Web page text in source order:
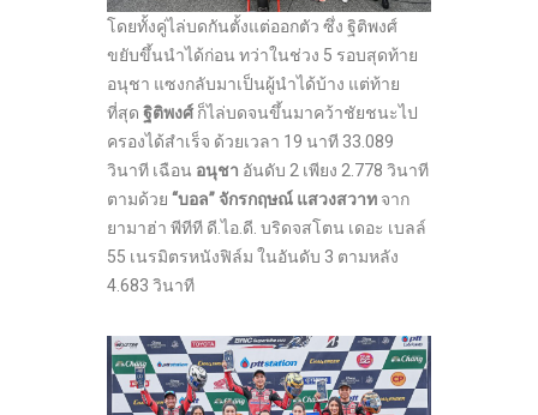
โดยทั้งคู่ไล่บดกันตั้งแต่ออกตัว ซึ่ง ฐิติพงศ์
ขยับขึ้นนำได้ก่อน ทว่าในช่วง 5 รอบสุดท้าย
อนุชา แซงกลับมาเป็นผู้นำได้บ้าง แต่ท้าย
ที่สุด ฐิติพงศ์ ก็ไล่บดจนขึ้นมาคว้าชัยชนะไป
ครองได้สำเร็จ ด้วยเวลา 19 นาที 33.089
วินาที เฉือน อนุชา อันดับ 2 เพียง 2.778 วินาที
ตามด้วย “บอล” จักรกฤษณ์ แสวงสวาท จาก
ยามาฮ่า พีทีที ดี.ไอ.ดี. บริดจสโตน เดอะ เบลล์
55 เนรมิตรหนังฟิล์ม ในอันดับ 3 ตามหลัง
4.683 วินาที